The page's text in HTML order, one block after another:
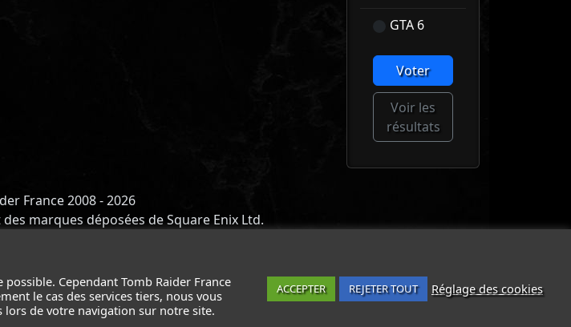
GTA 6
Voter
Voir les
résultats
Cependant Tomb Raider France
le cas des services tiers, nous vous
de votre navigation sur notre site.
ACCEPTER REJETER TOUT Réglage des cookies
France 2008 - 2026
marques déposées de Square Enix Ltd.